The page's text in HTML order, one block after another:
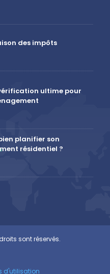
des impôts
ultime pour
planifier son
résidentiel ?
sont réservés.
d'utilisation